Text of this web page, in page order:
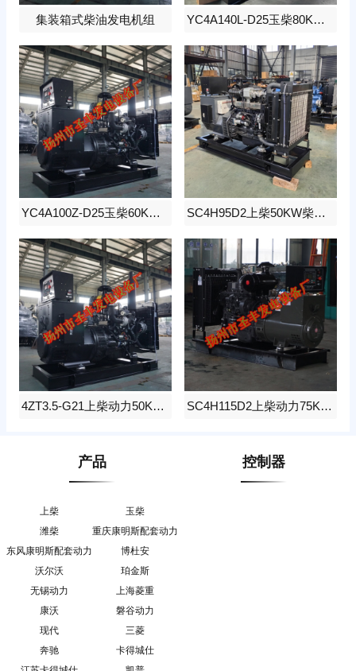
集装箱式柴油发电机组 YC4A140L-D25玉柴80KW柴油发电机组
YC4A100Z-D25玉柴60KW柴油发电机组 SC4H95D2上柴50KW柴油发电机组
4ZT3.5-G21上柴动力50KW柴油发电机组 SC4H115D2上柴动力75KW柴油发电机组
产品
上柴
玉柴
潍柴
重庆康明斯配套动力
东风康明斯配套动力
博杜安
沃尔沃
珀金斯
无锡动力
上海菱重
康沃
磐谷动力
现代
三菱
奔驰
卡得城仕
控制器